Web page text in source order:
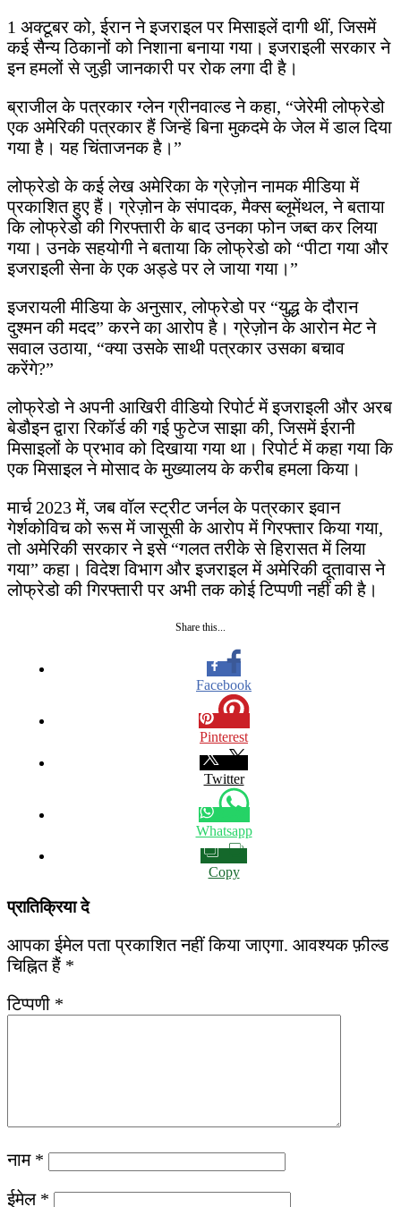
1 अक्टूबर को, ईरान ने इजराइल पर मिसाइलें दागी थीं, जिसमें
कई सैन्य ठिकानों को निशाना बनाया गया। इजराइली सरकार ने
इन हमलों से जुड़ी जानकारी पर रोक लगा दी है।
ब्राजील के पत्रकार ग्लेन ग्रीनवाल्ड ने कहा, “जेरेमी लोफ्रेडो
एक अमेरिकी पत्रकार हैं जिन्हें बिना मुकदमे के जेल में डाल दिया
गया है। यह चिंताजनक है।”
लोफ्रेडो के कई लेख अमेरिका के ग्रेज़ोन नामक मीडिया में
प्रकाशित हुए हैं। ग्रेज़ोन के संपादक, मैक्स ब्लूमेंथल, ने बताया
कि लोफ्रेडो की गिरफ्तारी के बाद उनका फोन जब्त कर लिया
गया। उनके सहयोगी ने बताया कि लोफ्रेडो को “पीटा गया और
इजराइली सेना के एक अड्डे पर ले जाया गया।”
इजरायली मीडिया के अनुसार, लोफ्रेडो पर “युद्ध के दौरान
दुश्मन की मदद” करने का आरोप है। ग्रेज़ोन के आरोन मेट ने
सवाल उठाया, “क्या उसके साथी पत्रकार उसका बचाव
करेंगे?”
लोफ्रेडो ने अपनी आखिरी वीडियो रिपोर्ट में इजराइली और अरब
बेडौइन द्वारा रिकॉर्ड की गई फुटेज साझा की, जिसमें ईरानी
मिसाइलों के प्रभाव को दिखाया गया था। रिपोर्ट में कहा गया कि
एक मिसाइल ने मोसाद के मुख्यालय के करीब हमला किया।
मार्च 2023 में, जब वॉल स्ट्रीट जर्नल के पत्रकार इवान
गेर्शकोविच को रूस में जासूसी के आरोप में गिरफ्तार किया गया,
तो अमेरिकी सरकार ने इसे “गलत तरीके से हिरासत में लिया
गया” कहा। विदेश विभाग और इजराइल में अमेरिकी दूतावास ने
लोफ्रेडो की गिरफ्तारी पर अभी तक कोई टिप्पणी नहीं की है।
Share this...
Facebook
Pinterest
Twitter
Whatsapp
Copy
प्रातिक्रिया दे
आपका ईमेल पता प्रकाशित नहीं किया जाएगा. आवश्यक फ़ील्ड
चिह्नित हैं *
टिप्पणी *
नाम *
ईमेल *